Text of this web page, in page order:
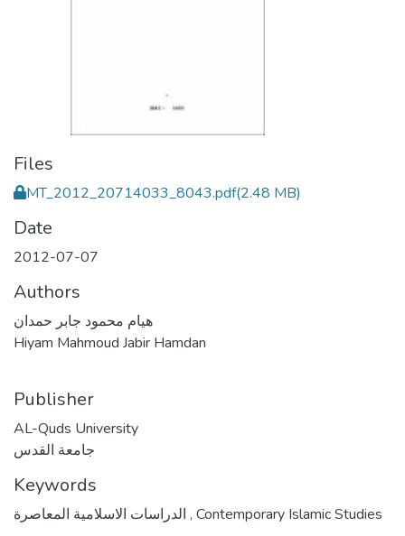
Files
MT_2012_20714033_8043.pdf(2.48 MB)
Date
2012-07-07
Authors
هيام محمود جابر حمدان
Hiyam Mahmoud Jabir Hamdan
Publisher
AL-Quds University
جامعة القدس
Keywords
, Contemporary Islamic Studies